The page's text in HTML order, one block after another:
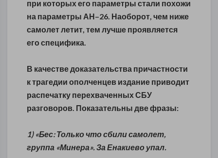
при которых его параметры стали похожи
на параметры АН–26. Наоборот, чем ниже
самолет летит, тем лучше проявляется
его специфика.
В качестве доказательства причастности
к трагедии ополченцев издание приводит
распечатку перехваченных СБУ
разговоров. Показательны две фразы:
1) «Бес: Только что сбили самолет,
группа «Минера». За Енакиево упал.